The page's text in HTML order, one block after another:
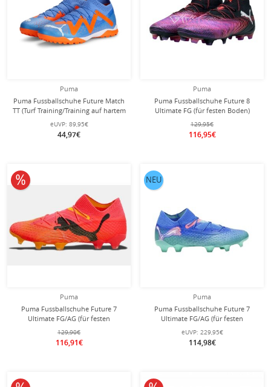
Puma
Puma Fussballschuhe Future Match
TT (Turf Training/Training auf hartem
Boden/Kunstrasen) blau/orange
Herren
eUVP: 89,95€
44,97€
Puma
Puma Fussballschuhe Future 8
Ultimate FG (für festen Boden)
violett/schwarz Herren
129,95€
116,95€
Puma
Puma Fussballschuhe Future 7
Ultimate FG/AG (für festen
Boden/Kunstoberflächen)
rot/orange Herren
129,90€
116,91€
10% reduziert
Puma
Puma Fussballschuhe Future 7
Ultimate FG/AG (für festen
Boden/Kunstoberflächen)
royalblau/mintgrün Herren
eUVP: 229,95€
114,98€
NEU